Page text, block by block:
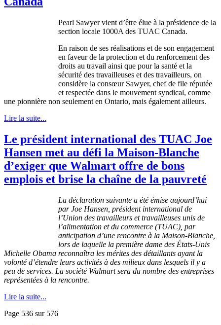
Pearl Sawyervient d’être élue à la présidence de la
section locale 1000A des TUAC Canada.
En raison de ses réalisations et de son engagement
en faveurde la protection et du renforcement des
droits au travail ainsi que pour la santé et la
sécurité des travailleuses et des travailleurs, on
considère la consœurSawyer, chef de file réputée
et respectée dans le mouvement syndical, comme
une pionnière non seulement en Ontario, mais également ailleurs.
Lire la suite...
Le président international des TUAC Joe
Hansen met au défi la Maison-Blanche
d’exiger que Walmart offre de bons
emplois et brise la chaîne de la pauvreté
La déclaration suivante a été émise aujourd’hui
par Joe Hansen, présidentinternational de
l’Union des travailleurs ettravailleuses unis de
l’alimentation et du commerce (TUAC), par
anticipation d’une rencontre à la Maison-Blanche
lors de laquelle la première dame des États-Unis
Michelle Obama reconnaîtra les mérites des détaillants ayantla
volonté d’étendre leurs activités à des milieux dans lesquels il y a
peu de services. La sociétéWalmart sera du nombre des entreprises
représentées à la rencontre.
Lire la suite...
Page 536 sur 576